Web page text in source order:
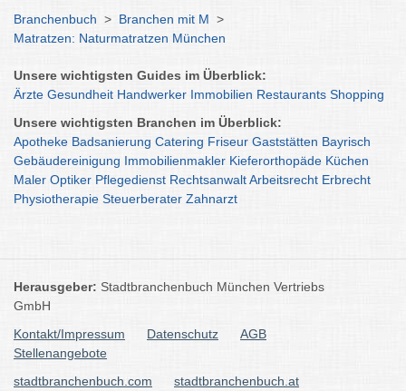
Branchenbuch > Branchen mit M >
Matratzen: Naturmatratzen München
Unsere wichtigsten Guides im Überblick:
Ärzte Gesundheit Handwerker Immobilien Restaurants Shopping
Unsere wichtigsten Branchen im Überblick:
Apotheke Badsanierung Catering Friseur Gaststätten Bayrisch
Gebäudereinigung Immobilienmakler Kieferorthopäde Küchen
Maler Optiker Pflegedienst RechtsanwaltArbeitsrecht Erbrecht
Physiotherapie Steuerberater Zahnarzt
Herausgeber: Stadtbranchenbuch München Vertriebs
GmbH
Kontakt/Impressum
Datenschutz
AGB
Stellenangebote
stadtbranchenbuch.com
stadtbranchenbuch.at